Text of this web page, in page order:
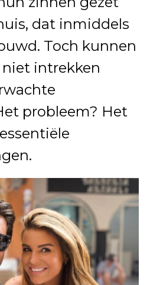
dat inmiddels
Toch kunnen
niet intrekken
probleem? Het